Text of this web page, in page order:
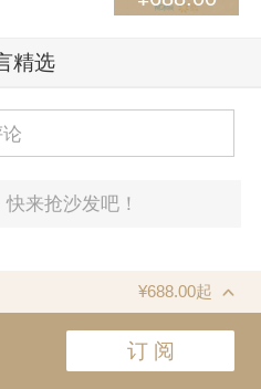
¥688.00起
订 阅
精选
来抢沙发吧！